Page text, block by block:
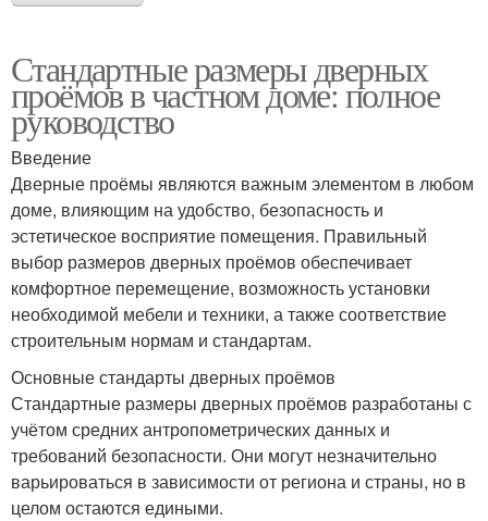
Стандартные размеры дверных
проёмов в частном доме: полное
руководство
Введение
Дверные проёмы являются важным элементом в любом
доме, влияющим на удобство, безопасность и
эстетическое восприятие помещения. Правильный
выбор размеров дверных проёмов обеспечивает
комфортное перемещение, возможность установки
необходимой мебели и техники, а также соответствие
строительным нормам и стандартам.
Основные стандарты дверных проёмов
Стандартные размеры дверных проёмов разработаны с
учётом средних антропометрических данных и
требований безопасности. Они могут незначительно
варьироваться в зависимости от региона и страны, но в
целом остаются едиными.